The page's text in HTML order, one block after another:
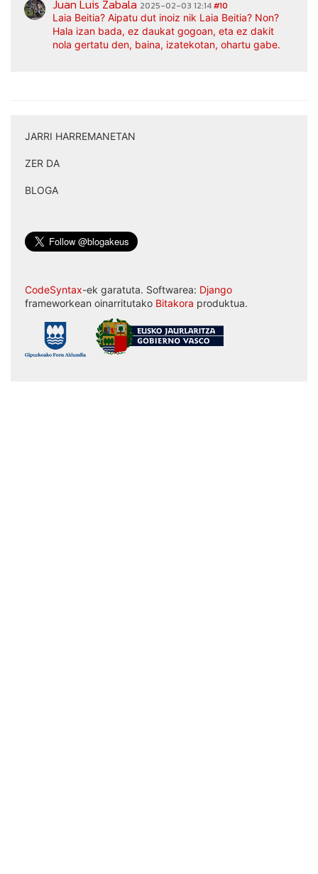
Juan Luis Zabala 2025-02-03 12:14#10
Laia Beitia? Aipatu dut inoiz nik Laia Beitia? Non?
Hala izan bada, ez daukat gogoan, eta ez dakit
nola gertatu den, baina, izatekotan, ohartu gabe.
JARRI HARREMANETAN
ZER DA
BLOGA
CodeSyntax-ek garatuta. Softwarea: Django
frameworkean oinarritutako Bitakora produktua.